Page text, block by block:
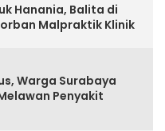
Hanania, Balita di
Malpraktik Klinik
Warga Surabaya
Penyakit